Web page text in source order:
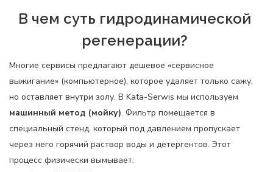
В чем суть гидродинамической
регенерации?
Многие сервисы предлагают дешевое «сервисное
выжигание» (компьютерное), которое удаляет только сажу,
но оставляет внутри золу. В Kata-Serwis мы используем
машинный метод (мойку). Фильтр помещается в
специальный стенд, который под давлением пропускает
через него горячий раствор воды и детергентов. Этот
процесс физически вымывает: